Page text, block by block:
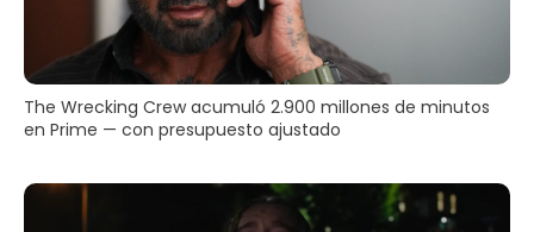
The Wrecking Crew acumuló 2.900 millones de minutos
en Prime — con presupuesto ajustado